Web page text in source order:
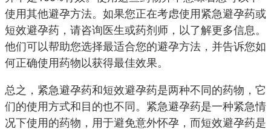
使用其他避孕方法。如果您正在考虑使用紧急避孕药或
短效避孕药，请咨询医生或药剂师，以了解更多信息。
他们可以帮助您选择最适合您的避孕方法，并告诉您如
何正确使用药物以获得最佳效果。
总之，紧急避孕药和短效避孕药是两种不同的药物，它
们的使用方式和目的也不同。紧急避孕药是一种紧急情
况下使用的药物，用于避免意外怀孕，而短效避孕药是